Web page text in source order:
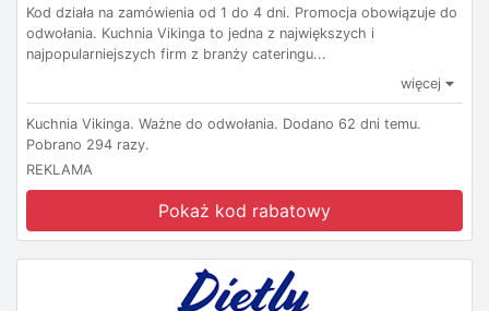
Kod działa na zamówienia od 1 do 4 dni. Promocja obowiązuje do
odwołania. Kuchnia Vikinga to jedna z największych i
najpopularniejszych firm z branży cateringu...
więcej
Kuchnia Vikinga. Ważne do odwołania. Dodano 62 dni temu.
Pobrano 294 razy.
REKLAMA
Pokaż kod rabatowy